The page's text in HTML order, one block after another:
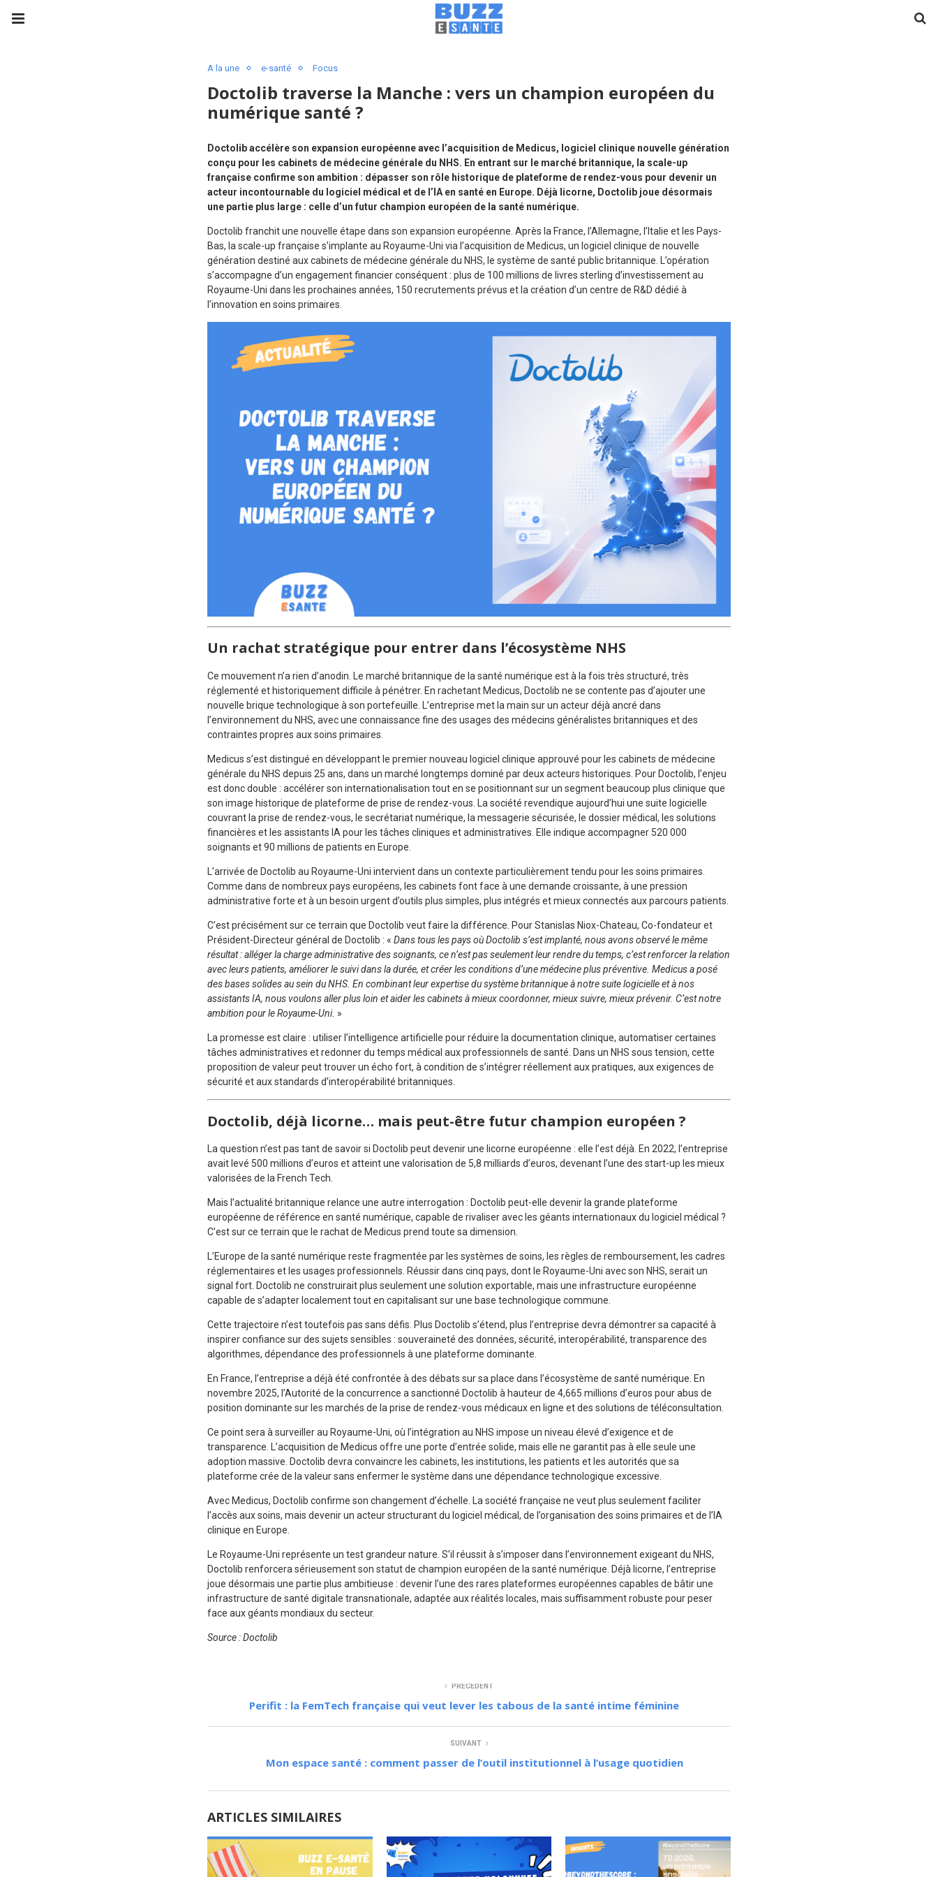
A la une e-santé Focus
Doctolib traverse la Manche : vers un champion européen du
numérique santé ?
Doctolib accélère son expansion européenne avec l’acquisition de Medicus, logiciel clinique nouvelle génération
conçu pour les cabinets de médecine générale du NHS. En entrant sur le marché britannique, la scale-up
française confirme son ambition : dépasser son rôle historique de plateforme de rendez-vous pour devenir un
acteur incontournable du logiciel médical et de l’IA en santé en Europe. Déjà licorne, Doctolib joue désormais
une partie plus large : celle d’un futur champion européen de la santé numérique.
Doctolib franchit une nouvelle étape dans son expansion européenne. Après la France, l’Allemagne, l’Italie et les Pays-
Bas, la scale-up française s’implante au Royaume-Uni via l’acquisition de Medicus, un logiciel clinique de nouvelle
génération destiné aux cabinets de médecine générale du NHS, le système de santé public britannique. L’opération
s’accompagne d’un engagement financier conséquent : plus de 100 millions de livres sterling d’investissement au
Royaume-Uni dans les prochaines années, 150 recrutements prévus et la création d’un centre de R&D dédié à
l’innovation en soins primaires.
Un rachat stratégique pour entrer dans l’écosystème NHS
Ce mouvement n’a rien d’anodin. Le marché britannique de la santé numérique est à la fois très structuré, très
réglementé et historiquement difficile à pénétrer. En rachetant Medicus, Doctolib ne se contente pas d’ajouter une
nouvelle brique technologique à son portefeuille. L’entreprise met la main sur un acteur déjà ancré dans
l’environnement du NHS, avec une connaissance fine des usages des médecins généralistes britanniques et des
contraintes propres aux soins primaires.
Medicus s’est distingué en développant le premier nouveau logiciel clinique approuvé pour les cabinets de médecine
générale du NHS depuis 25 ans, dans un marché longtemps dominé par deux acteurs historiques. Pour Doctolib, l’enjeu
est donc double : accélérer son internationalisation tout en se positionnant sur un segment beaucoup plus clinique que
son image historique de plateforme de prise de rendez-vous. La société revendique aujourd’hui une suite logicielle
couvrant la prise de rendez-vous, le secrétariat numérique, la messagerie sécurisée, le dossier médical, les solutions
financières et les assistants IA pour les tâches cliniques et administratives. Elle indique accompagner 520 000
soignants et 90 millions de patients en Europe.
L’arrivée de Doctolib au Royaume-Uni intervient dans un contexte particulièrement tendu pour les soins primaires.
Comme dans de nombreux pays européens, les cabinets font face à une demande croissante, à une pression
administrative forte et à un besoin urgent d’outils plus simples, plus intégrés et mieux connectés aux parcours patients.
C’est précisément sur ce terrain que Doctolib veut faire la différence. Pour Stanislas Niox-Chateau, Co-fondateur et
Président-Directeur général de Doctolib : « Dans tous les pays où Doctolib s’est implanté, nous avons observé le même
résultat : alléger la charge administrative des soignants, ce n’est pas seulement leur rendre du temps, c’est renforcer la relation
avec leurs patients, améliorer le suivi dans la durée, et créer les conditions d’une médecine plus préventive. Medicus a posé
des bases solides au sein du NHS. En combinant leur expertise du système britannique à notre suite logicielle et à nos
assistants IA, nous voulons aller plus loin et aider les cabinets à mieux coordonner, mieux suivre, mieux prévenir. C’est notre
ambition pour le Royaume-Uni. »
La promesse est claire : utiliser l’intelligence artificielle pour réduire la documentation clinique, automatiser certaines
tâches administratives et redonner du temps médical aux professionnels de santé. Dans un NHS sous tension, cette
proposition de valeur peut trouver un écho fort, à condition de s’intégrer réellement aux pratiques, aux exigences de
sécurité et aux standards d’interopérabilité britanniques.
Doctolib, déjà licorne… mais peut-être futur champion européen ?
La question n’est pas tant de savoir si Doctolib peut devenir une licorne européenne : elle l’est déjà. En 2022, l’entreprise
avait levé 500 millions d’euros et atteint une valorisation de 5,8 milliards d’euros, devenant l’une des start-up les mieux
valorisées de la French Tech.
Mais l’actualité britannique relance une autre interrogation : Doctolib peut-elle devenir la grande plateforme
européenne de référence en santé numérique, capable de rivaliser avec les géants internationaux du logiciel médical ?
C’est sur ce terrain que le rachat de Medicus prend toute sa dimension.
L’Europe de la santé numérique reste fragmentée par les systèmes de soins, les règles de remboursement, les cadres
réglementaires et les usages professionnels. Réussir dans cinq pays, dont le Royaume-Uni avec son NHS, serait un
signal fort. Doctolib ne construirait plus seulement une solution exportable, mais une infrastructure européenne
capable de s’adapter localement tout en capitalisant sur une base technologique commune.
Cette trajectoire n’est toutefois pas sans défis. Plus Doctolib s’étend, plus l’entreprise devra démontrer sa capacité à
inspirer confiance sur des sujets sensibles : souveraineté des données, sécurité, interopérabilité, transparence des
algorithmes, dépendance des professionnels à une plateforme dominante.
En France, l’entreprise a déjà été confrontée à des débats sur sa place dans l’écosystème de santé numérique. En
novembre 2025, l’Autorité de la concurrence a sanctionné Doctolib à hauteur de 4,665 millions d’euros pour abus de
position dominante sur les marchés de la prise de rendez-vous médicaux en ligne et des solutions de téléconsultation.
Ce point sera à surveiller au Royaume-Uni, où l’intégration au NHS impose un niveau élevé d’exigence et de
transparence. L’acquisition de Medicus offre une porte d’entrée solide, mais elle ne garantit pas à elle seule une
adoption massive. Doctolib devra convaincre les cabinets, les institutions, les patients et les autorités que sa
plateforme crée de la valeur sans enfermer le système dans une dépendance technologique excessive.
Avec Medicus, Doctolib confirme son changement d’échelle. La société française ne veut plus seulement faciliter
l’accès aux soins, mais devenir un acteur structurant du logiciel médical, de l’organisation des soins primaires et de l’IA
clinique en Europe.
Le Royaume-Uni représente un test grandeur nature. S’il réussit à s’imposer dans l’environnement exigeant du NHS,
Doctolib renforcera sérieusement son statut de champion européen de la santé numérique. Déjà licorne, l’entreprise
joue désormais une partie plus ambitieuse : devenir l’une des rares plateformes européennes capables de bâtir une
infrastructure de santé digitale transnationale, adaptée aux réalités locales, mais suffisamment robuste pour peser
face aux géants mondiaux du secteur.
Source : Doctolib
PRÉCÉDENT
Perifit : la FemTech française qui veut lever les tabous de la santé intime féminine
SUIVANT
Mon espace santé : comment passer de l’outil institutionnel à l’usage quotidien
ARTICLES SIMILAIRES